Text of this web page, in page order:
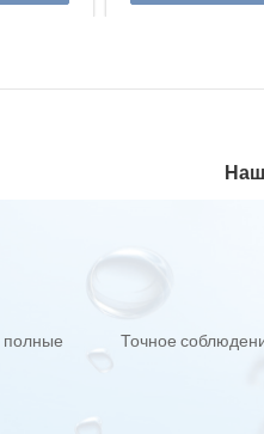
полные
Точное